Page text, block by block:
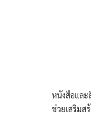
หนังสือและ
ช่วยเสริมส